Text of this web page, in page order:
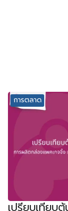
การตลาด
เปรียบเทียบ